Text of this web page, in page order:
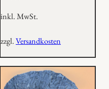
inkl. MwSt.
zzgl.Versandkosten